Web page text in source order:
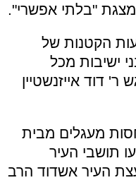
"בלתי אפשרי".
הקטנות של
ישיבות מכל
דוד אייזנשטיין
מעגלים מבית
תושבי העיר
העיר אשדוד הרב